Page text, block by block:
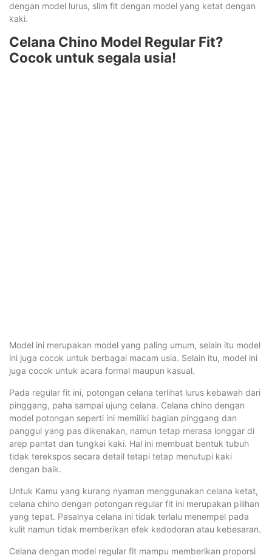
dengan model lurus, slim fit dengan model yang ketat dengan
kaki.
Celana Chino Model Regular Fit?
Cocok untuk segala usia!
Model ini merupakan model yang paling umum, selain itu model
ini juga cocok untuk berbagai macam usia. Selain itu, model ini
juga cocok untuk acara formal maupun kasual.
Pada regular fit ini, potongan celana terlihat lurus kebawah dari
pinggang, paha sampai ujung celana. Celana chino dengan
model potongan seperti ini memiliki bagian pinggang dan
panggul yang pas dikenakan, namun tetap merasa longgar di
arep pantat dan tungkai kaki. Hal ini membuat bentuk tubuh
tidak terekspos secara detail tetapi tetap menutupi kaki
dengan baik.
Untuk Kamu yang kurang nyaman menggunakan celana ketat,
celana chino dengan potongan regular fit ini merupakan pilihan
yang tepat. Pasalnya celana ini tidak terlalu menempel pada
kulit namun tidak memberikan efek kedodoran atau kebesaran.
Celana dengan model regular fit mampu memberikan proporsi